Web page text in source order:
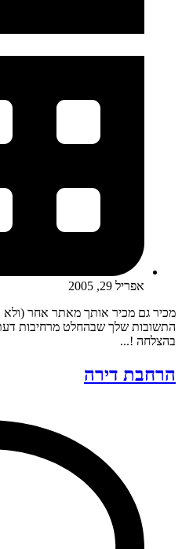
אפריל 29, 2005
מכיר גם מכיר אותך מאתר אחר
התשובות שלך שבהחלט מרחיבות
בהצלחה !...
הרחבת דירה